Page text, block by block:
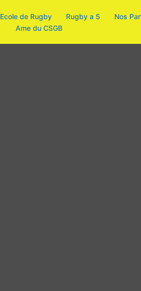
Ecole de Rugby Rugby a 5
Nos
Ame du CSGB